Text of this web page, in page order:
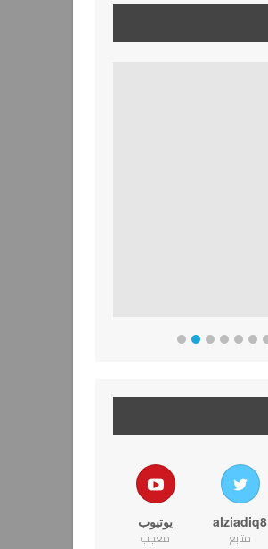
alziadiq8
متابع
يوتيوب
معجب